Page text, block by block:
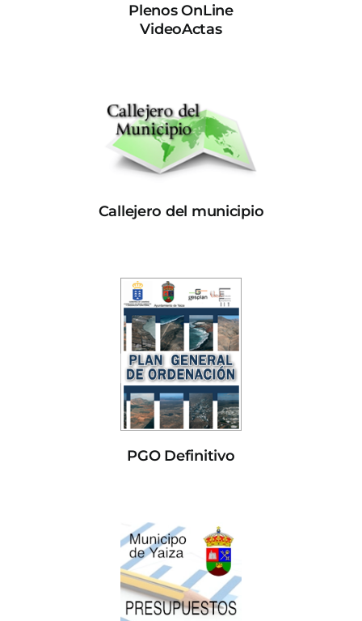
Plenos OnLine
VideoActas
Callejero del municipio
PGO Definitivo